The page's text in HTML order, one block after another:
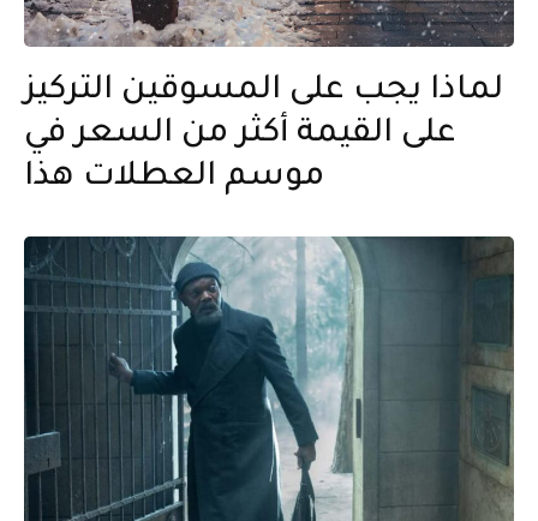
لماذا يجب على المسوقين التركيز
على القيمة أكثر من السعر في
موسم العطلات هذا